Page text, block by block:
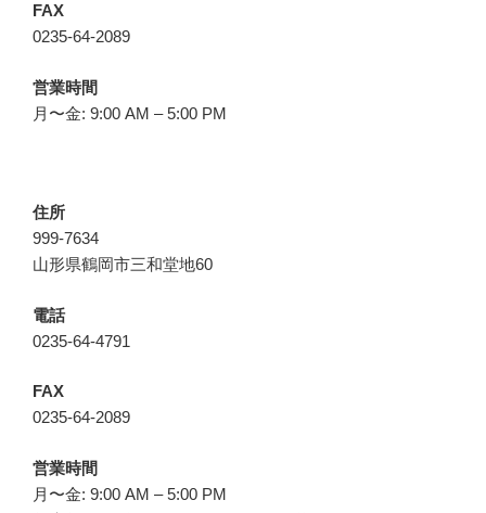
FAX
0235-64-2089
営業時間
月〜金: 9:00 AM – 5:00 PM
住所
999-7634
山形県鶴岡市三和堂地60
電話
0235-64-4791
FAX
0235-64-2089
営業時間
月〜金: 9:00 AM – 5:00 PM